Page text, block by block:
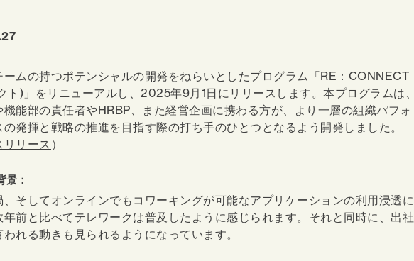
ームの持つポテンシャルの開発をねらいとしたプログラム「RE：CONNECT
ト)」をリニューアルし、2025年9月 1日にリリースします。本プログラムは、
機能部の責任者やHRBP、また経営企画に携わる方が、より一層の組織パフォ
の発揮と戦略の推進を目指す際の打ち手のひとつとなるよう開発しました。
リリース ）
景：
、そしてオンラインでも コワーキングが可能なアプリケーションの利用浸透に
年前と比べてテレワークは普及したように感じられます。それと同時に、出社
われる動きも見られるようになっています。